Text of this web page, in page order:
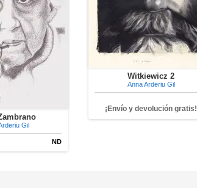
Witkiewicz 2
Anna Arderiu Gil
¡Envío y devolución gratis!
Gil
ND